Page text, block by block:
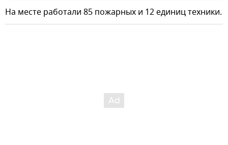
На месте работали 85 пожарных и 12 единиц техники.